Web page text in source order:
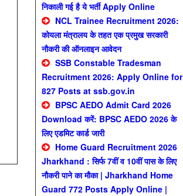
निकाली गई है ये भर्ती Apply Online
NCL Trainee Recruitment 2026:
कोयला मंत्रालय के तहत एक प्रमुख सरकारी
नौकरी की ऑनलाइन आवेदन
SSB Constable Tradesman
Recruitment 2026: Apply Online for
827 Posts at ssb.gov.in
BPSC AEDO Admit Card 2026
Download करें: BPSC AEDO 2026 के
लिए एडमिट कार्ड जारी
Home Guard Recruitment 2026
Jharkhand : सिर्फ 7वीं व 10वीं पास के लिए
नौकरी पाने का मौका | Jharkhand Home
Guard 772 Posts Apply Online |